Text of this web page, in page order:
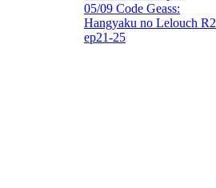
05/09 Code Geass:
Hangyaku no Lelouch R2
ep21-25